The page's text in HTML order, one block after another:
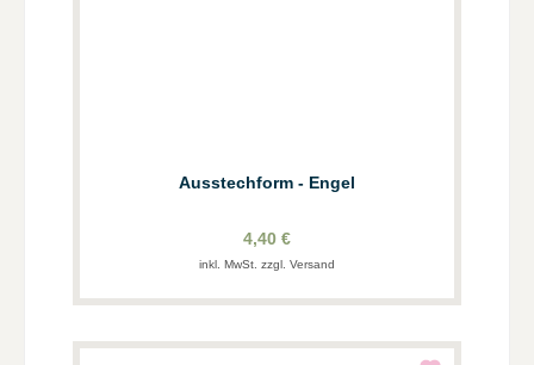
Ausstechform - Engel
4,40 €
inkl. MwSt. zzgl. Versand